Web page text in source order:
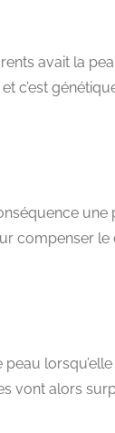
avait la
une
compenser
vont alors